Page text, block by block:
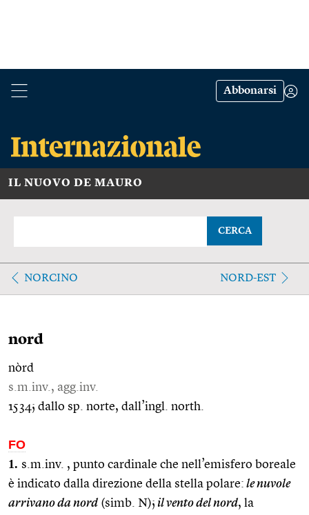
Abbonarsi
IL NUOVO DE MAURO
CERCA
NORCINO NORD-EST
nord
nòrd
s.m.inv., agg.inv.
1534; dallo sp. norte, dall’ingl. north.
FO
1. s.m.inv. , punto cardinale che nell’emisfero boreale
è indicato dalla direzione della stella polare: le nuvole
arrivano da nord (simb. N); il vento del nord, la